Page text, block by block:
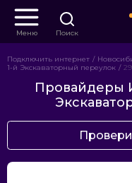
Меню Поиск
Подключить интернет
1-й Экскаваторный переулок
Провайдеры